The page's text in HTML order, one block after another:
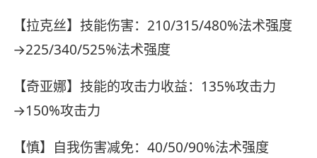
【拉克丝】技能伤害：210/315/480%法术强度
→225/340/525%法术强度
【奇亚娜】技能的攻击力收益：135%攻击力
→150%攻击力
【慎】自我伤害减免：40/50/90%法术强度